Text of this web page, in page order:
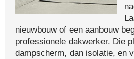
nieuwbouw of een aanbouw
professionele dakwerker. Die
dampscherm, dan isolatie, en